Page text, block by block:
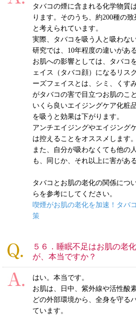
タバコの煙に含まれる化学物質
ります。そのうち、約200種の
と考えられています。
実際、タバコを吸う人と吸わな
研究では、10年程度の違いがあ
お肌への影響としては、タバコ
ェイス（タバコ顔）になるリス
ーズフェイスとは、シミ、くす
がタバコの害で目立つお肌のこと
いくら良いエイジングケア化粧
を吸うと効果は下がります。
アンチエイジングやエイジング
は控えることをオススメします。
また、自分が吸わなくても他の
も、同じか、それ以上に害があ
タバコとお肌の老化の関係につ
らを参考にしてください。
喫煙がお肌の老化を加速！タバ
策
５６．睡眠不足はお肌の老
が、本当ですか？
はい。本当です。
お肌は、日中、紫外線や活性酸
どの外部環境から、全身を守る
ています。